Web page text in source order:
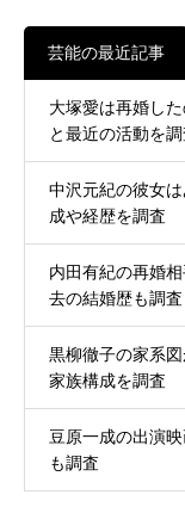
芸能の最近記事
大塚愛は再婚し
と最近の活動を調
中沢元紀の彼女
成や経歴を調査
内田有紀の再婚
去の結婚歴も調査
黒柳徹子の家系
家族構成を調査
豆原一成の出演
も調査